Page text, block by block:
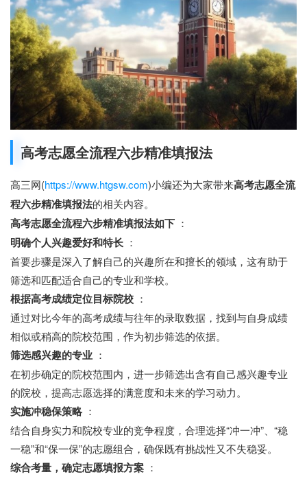
高考志愿全流程六步精准填报法
高三网(https://www.htgsw.com)小编还为大家带来高考志愿全流
程六步精准填报法的相关内容。
高考志愿全流程六步精准填报法如下 ：
明确个人兴趣爱好和特长 ：
首要步骤是深入了解自己的兴趣所在和擅长的领域，这有助于
筛选和匹配适合自己的专业和学校。
根据高考成绩定位目标院校 ：
通过对比今年的高考成绩与往年的录取数据，找到与自身成绩
相似或稍高的院校范围，作为初步筛选的依据。
筛选感兴趣的专业 ：
在初步确定的院校范围内，进一步筛选出含有自己感兴趣专业
的院校，提高志愿选择的满意度和未来的学习动力。
实施冲稳保策略 ：
结合自身实力和院校专业的竞争程度，合理选择“冲一冲”、“稳
一稳”和“保一保”的志愿组合，确保既有挑战性又不失稳妥。
综合考量，确定志愿填报方案 ：